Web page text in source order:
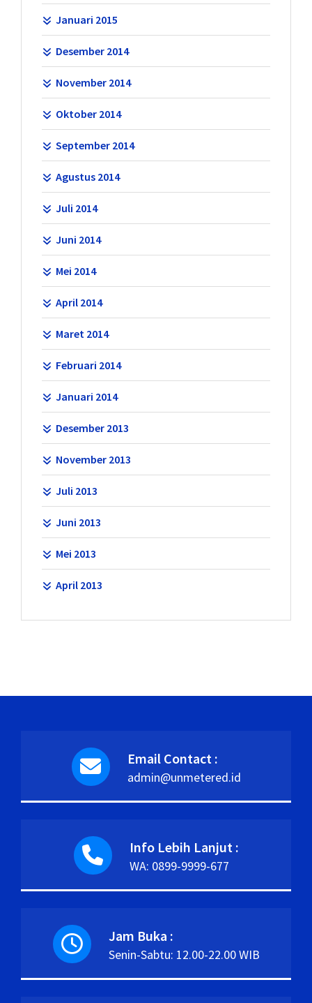
Januari 2015
Desember 2014
November 2014
Oktober 2014
September 2014
Agustus 2014
Juli 2014
Juni 2014
Mei 2014
April 2014
Maret 2014
Februari 2014
Januari 2014
Desember 2013
November 2013
Juli 2013
Juni 2013
Mei 2013
April 2013
Email Contact :
admin@unmetered.id
Info Lebih Lanjut :
WA: 0899-9999-677
Jam Buka :
Senin-Sabtu: 12.00-22.00 WIB